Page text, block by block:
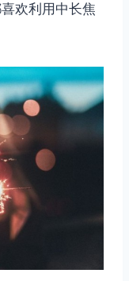
欢利用中长焦